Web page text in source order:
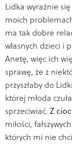
Lidka wyraźnie
moich
ma tak dobre
własnych dzieci i
Anetę, więc ich
sprawę, że z
przyszłaby do
której młoda
sprzeciwiać. Z
miłości,
których mi nie